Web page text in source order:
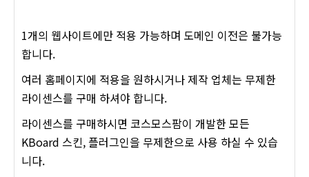
1개의 웹사이트에만 적용 가능하며 도메인 이전은 불가능
합니다.
여러 홈페이지에 적용을 원하시거나 제작 업체는 무제한
라이센스를 구매 하셔야 합니다.
라이센스를 구매하시면 코스모스팜이 개발한 모든
KBoard 스킨, 플러그인을 무제한으로 사용 하실 수 있습
니다.